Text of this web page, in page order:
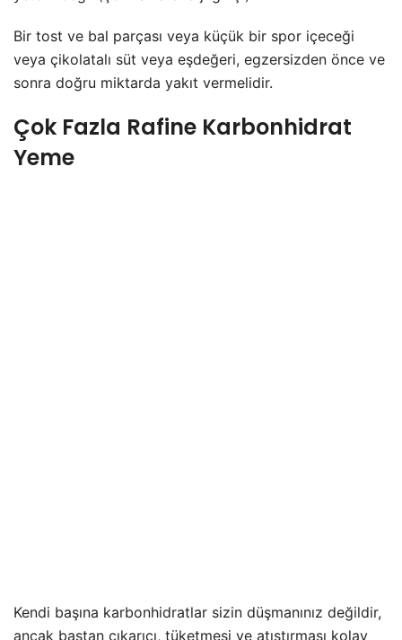
Bir tost ve bal parçası veya küçük bir spor içeceği
veya çikolatalı süt veya eşdeğeri, egzersizden önce ve
sonra doğru miktarda yakıt vermelidir.
Çok Fazla Rafine Karbonhidrat
Yeme
Kendi başına karbonhidratlar sizin düşmanınız değildir,
ancak baştan çıkarıcı, tüketmesi ve atıştırması kolay